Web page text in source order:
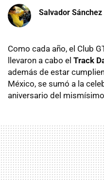
Salvador Sánchez
Como cada año, el Club
llevaron a cabo el Track
además de estar
México, se sumó a la
aniversario del